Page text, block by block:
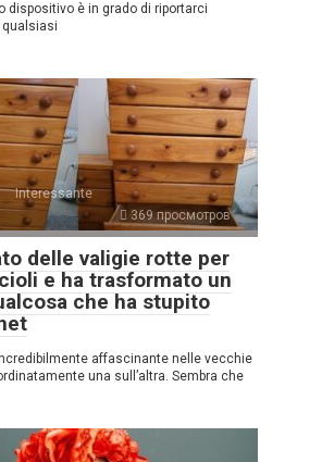
dispositivo è in grado di riportarci
qualsiasi
Interessante
369 просмотров
delle valigie rotte per
e ha trasformato un
che ha stupito
affascinante nelle vecchie
una sull’altra. Sembra che